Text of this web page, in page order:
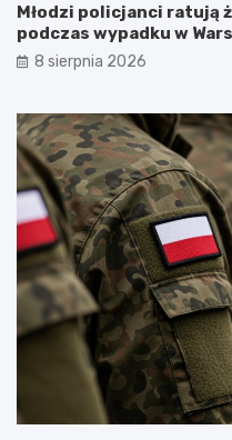
Młodzi policjanci ratują
podczas wypadku w
8 sierpnia 2026